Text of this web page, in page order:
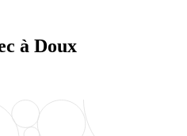
à Doux